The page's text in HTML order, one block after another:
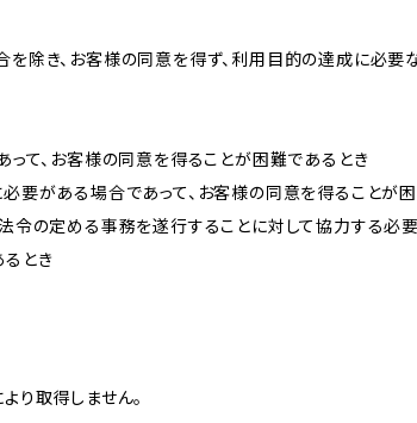
除き、お客様の同意を得ず、利用目的の達成に必
て、お客様の同意を得ることが困難であるとき
要がある場合であって、お客様の同意を得ることが
令の定める事務を遂行することに対して協力する必
とき
り取得しません。